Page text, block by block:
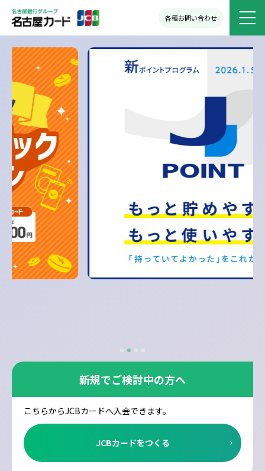
各種お問い合わせ
新規でご検討中の方へ
こちらからJCBカードへ入会できます。
JCBカードをつくる